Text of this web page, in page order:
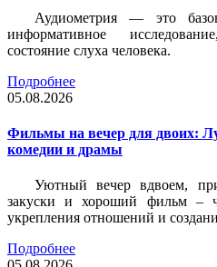
Аудиометрия — это
информативное
состояние слуха человека.
Подробнее
05.08.2026
Фильмы на вечер для двоих:
комедии и драмы
Уютный вечер вдвоем,
закуски и хороший фильм –
укрепления отношений и
Подробнее